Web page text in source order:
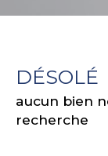
DÉSOLÉ
aucun bien
recherche